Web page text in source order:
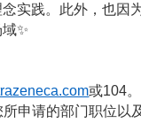
实践。此外，也
域✨
或104
申请的部门职位以